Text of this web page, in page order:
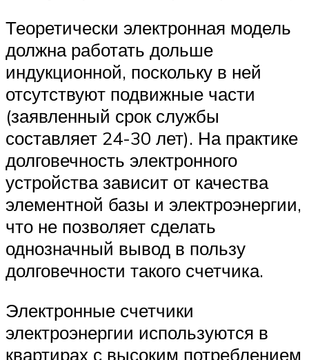
Теоретически электронная модель
должна работать дольше
индукционной, поскольку в ней
отсутствуют подвижные части
(заявленный срок службы
составляет 24-30 лет). На практике
долговечность электронного
устройства зависит от качества
элементной базы и электроэнергии,
что не позволяет сделать
однозначный вывод в пользу
долговечности такого счетчика.
Электронные счетчики
электроэнергии используются в
квартирах с высоким потреблением